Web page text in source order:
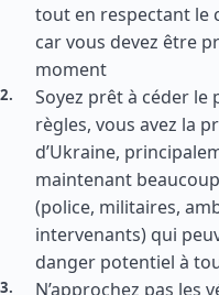
tout en respectant le
car vous devez être
moment
Soyez prêt à céder le
règles, vous avez la
d’Ukraine,
maintenant
(police, militaires,
intervenants) qui
danger potentiel à
N’approchez pas les